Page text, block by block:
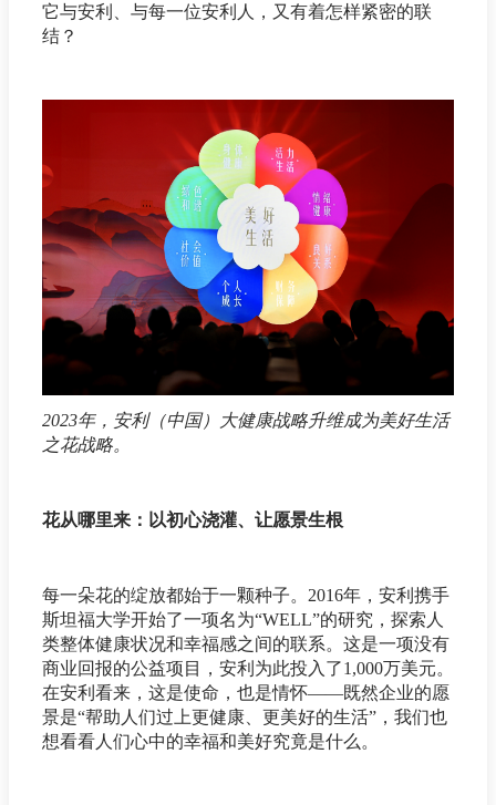
它与安利、与每一位安利人，又有着怎样紧密的联
结？
2023年，安利（中国）大健康战略升维成为美好生活
之花战略。
花从哪里来：以初心浇灌、让愿景生根
每一朵花的绽放都始于一颗种子。2016年，安利携手
斯坦福大学开始了一项名为“WELL”的研究，探索人
类整体健康状况和幸福感之间的联系。这是一项没有
商业回报的公益项目，安利为此投入了1,000万美元。
在安利看来，这是使命，也是情怀——既然企业的愿
景是“帮助人们过上更健康、更美好的生活”，我们也
想看看人们心中的幸福和美好究竟是什么。